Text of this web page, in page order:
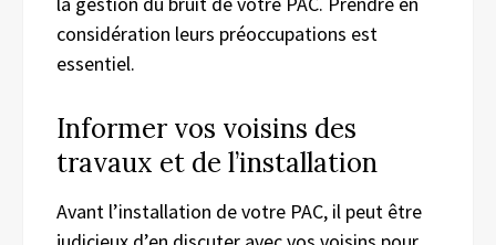
considération leurs préoccupations est
essentiel.
Informer vos voisins des
travaux et de l’installation
Avant l’installation de votre PAC, il peut être